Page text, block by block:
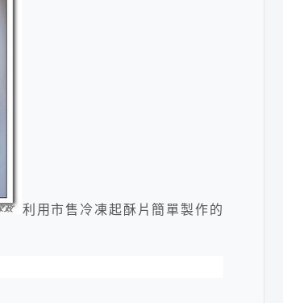
利用市售冷凍起酥片簡單製作的